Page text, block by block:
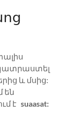
և մսից:
են
էsuaasat: